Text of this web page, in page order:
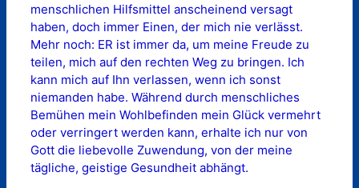
menschlichen Hilfsmittel anscheinend versagt
haben, doch immer Einen, der mich nie verlässt.
Mehr noch: ER ist immer da, um meine Freude zu
teilen, mich auf den rechten Weg zu bringen. Ich
kann mich auf Ihn verlassen, wenn ich sonst
niemanden habe. Während durch menschliches
Bemühen mein Wohlbefinden mein Glück vermehrt
oder verringert werden kann, erhalte ich nur von
Gott die liebevolle Zuwendung, von der meine
tägliche, geistige Gesundheit abhängt.